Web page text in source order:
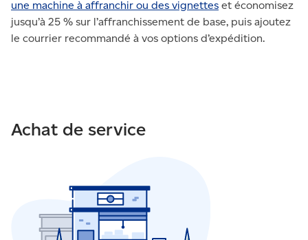
une machine à affranchir ou des vignettes et économisez
jusqu’à 25 % sur l’affranchissement de base, puis ajoutez
le courrier recommandé à vos options d’expédition.
Achat de service